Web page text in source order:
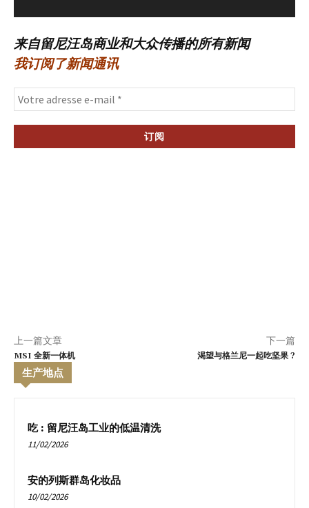
来自留尼汪岛商业和大众传播的所有新闻
我订阅了新闻通讯
上一篇文章
MSI 全新一体机
下一篇
渴望与格兰尼一起吃坚果 ?
生产地点
吃 : 留尼汪岛工业的低温清洗
11/02/2026
安的列斯群岛化妆品
10/02/2026